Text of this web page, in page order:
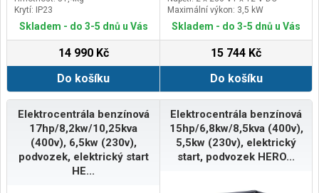
Krytí: IP23
Skladem - do 3-5 dnů u Vás
14 990 Kč
Do košíku
Maximální výkon: 3,5 kW
Skladem - do 3-5 dnů u Vás
15 744 Kč
Do košíku
Elektrocentrála benzínová
17hp/8,2kw/10,25kva
(400v), 6,5kw (230v),
podvozek, elektrický start
HE...
Elektrocentrála benzínová
15hp/6,8kw/8,5kva (400v),
5,5kw (230v), elektrický
start, podvozek HERO...